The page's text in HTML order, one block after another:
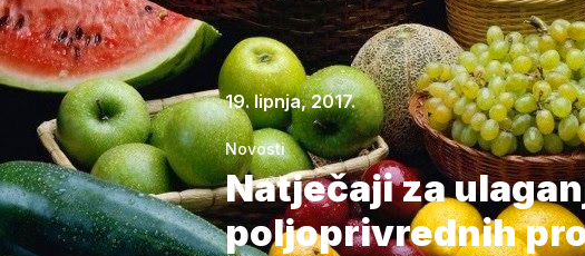
19. lipnja, 2017.
Novosti
Natječaji za
poljoprivrednih